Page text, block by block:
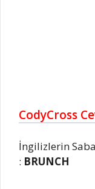
CodyCross
İngilizlerin
: BRUNCH